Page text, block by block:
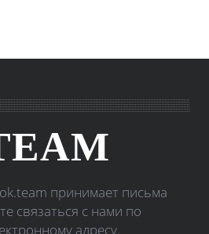
принимает письма
связаться с нами по
адресу.